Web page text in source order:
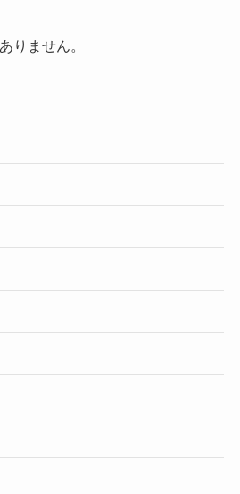
りません。